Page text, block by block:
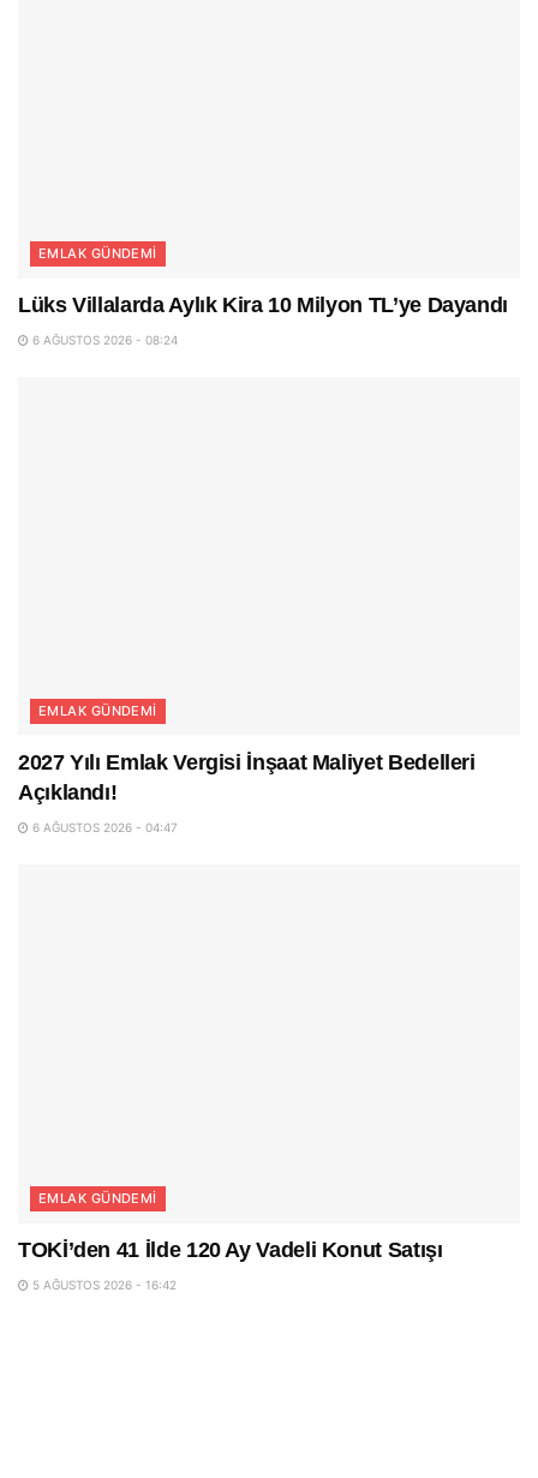
EMLAK GÜNDEMI
Lüks Villalarda Aylık Kira 10 Milyon TL’ye Dayandı
6 AĞUSTOS 2026 - 08:24
EMLAK GÜNDEMI
2027 Yılı Emlak Vergisi İnşaat Maliyet Bedelleri
Açıklandı!
6 AĞUSTOS 2026 - 04:47
EMLAK GÜNDEMI
TOKİ’den 41 İlde 120 Ay Vadeli Konut Satışı
5 AĞUSTOS 2026 - 16:42